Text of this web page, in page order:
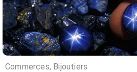
Commerces, Bijoutiers